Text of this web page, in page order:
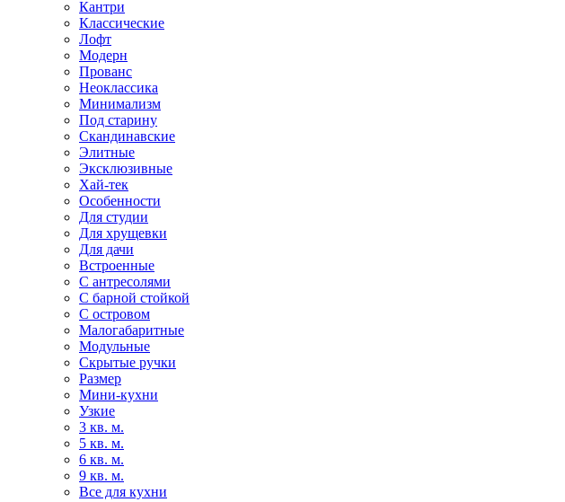
Кантри
Классические
Лофт
Модерн
Прованс
Неоклассика
Минимализм
Под старину
Скандинавские
Элитные
Эксклюзивные
Хай-тек
Особенности
Для студии
Для хрущевки
Для дачи
Встроенные
С антресолями
С барной стойкой
С островом
Малогабаритные
Модульные
Скрытые ручки
Размер
Мини-кухни
Узкие
3 кв. м.
5 кв. м.
6 кв. м.
9 кв. м.
Все для кухни